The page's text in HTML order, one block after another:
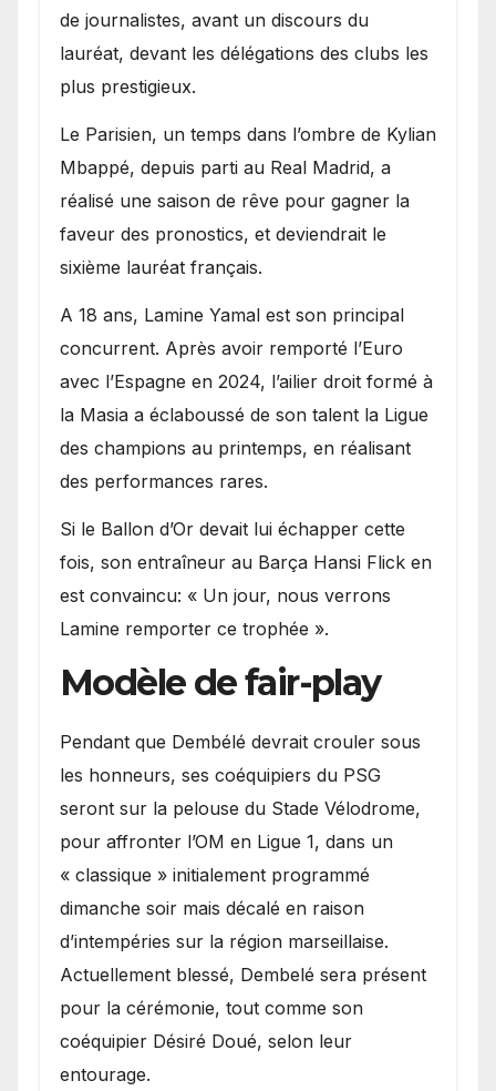
de journalistes, avant un discours du
lauréat, devant les délégations des clubs les
plus prestigieux.
Le Parisien, un temps dans l’ombre de Kylian
Mbappé, depuis parti au Real Madrid, a
réalisé une saison de rêve pour gagner la
faveur des pronostics, et deviendrait le
sixième lauréat français.
A 18 ans, Lamine Yamal est son principal
concurrent. Après avoir remporté l’Euro
avec l’Espagne en 2024, l’ailier droit formé à
la Masia a éclaboussé de son talent la Ligue
des champions au printemps, en réalisant
des performances rares.
Si le Ballon d’Or devait lui échapper cette
fois, son entraîneur au Barça Hansi Flick en
est convaincu: « Un jour, nous verrons
Lamine remporter ce trophée ».
Modèle de fair-play
Pendant que Dembélé devrait crouler sous
les honneurs, ses coéquipiers du PSG
seront sur la pelouse du Stade Vélodrome,
pour affronter l’OM en Ligue 1, dans un
« classique » initialement programmé
dimanche soir mais décalé en raison
d’intempéries sur la région marseillaise.
Actuellement blessé, Dembelé sera présent
pour la cérémonie, tout comme son
coéquipier Désiré Doué, selon leur
entourage.